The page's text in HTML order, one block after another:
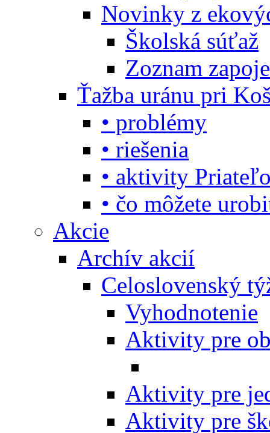
Novinky z
Školská súťaž
Zoznam
Ťažba uránu pri
• problémy
• riešenia
• aktivity
• čo môžete
Akcie
Archív akcií
Celoslovenský
Vyhodnotenie
Aktivity pre
Aktivity pre
Aktivity pre